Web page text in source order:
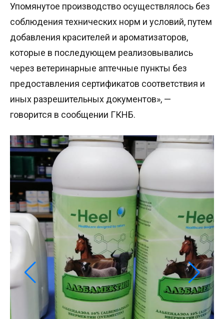
Упомянутое производство осуществлялось без
соблюдения технических норм и условий, путем
добавления красителей и ароматизаторов,
которые в последующем реализовывались
через ветеринарные аптечные пункты без
предоставления сертификатов соответствия и
иных разрешительных документов», —
говорится в сообщении ГКНБ.